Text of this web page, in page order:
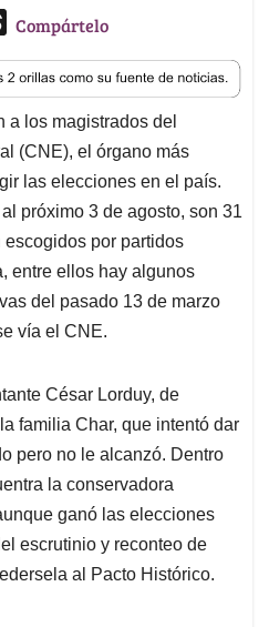
T
r
e
a
d
s
Compártelo
a los magistrados del
(CNE), el órgano más
las elecciones en el país.
próximo 3 de agosto, son 31
escogidos por partidos
entre ellos hay algunos
del pasado 13 de marzo
vía el CNE.
César Lorduy, de
familia Char, que intentó dar
pero no le alcanzó. Dentro
la conservadora
ganó las elecciones
escrutinio y reconteo de
al Pacto Histórico.